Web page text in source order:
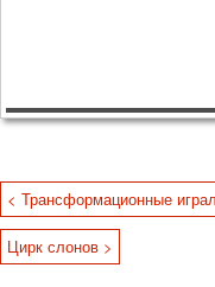
< Трансформационные
Цирк слонов >